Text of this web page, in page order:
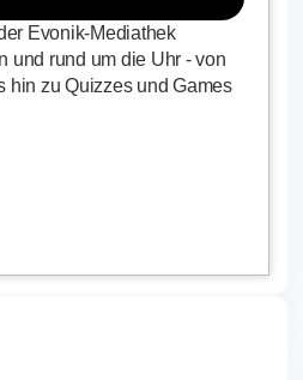
Evonik-Mediathek
und rund um die Uhr - von
hin zu Quizzes und Games